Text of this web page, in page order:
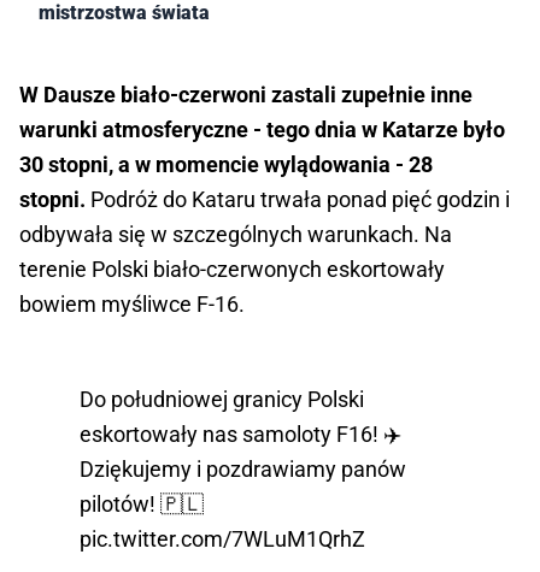
mistrzostwa świata
W Dausze biało-czerwoni zastali zupełnie inne
warunki atmosferyczne - tego dnia w Katarze było
30 stopni, a w momencie wylądowania - 28
stopni. Podróż do Kataru trwała ponad pięć godzin i
odbywała się w szczególnych warunkach. Na
terenie Polski biało-czerwonych eskortowały
bowiem myśliwce F-16.
Do południowej granicy Polski
eskortowały nas samoloty F16! ✈️
Dziękujemy i pozdrawiamy panów
pilotów! 🇵🇱
pic.twitter.com/7WLuM1QrhZ